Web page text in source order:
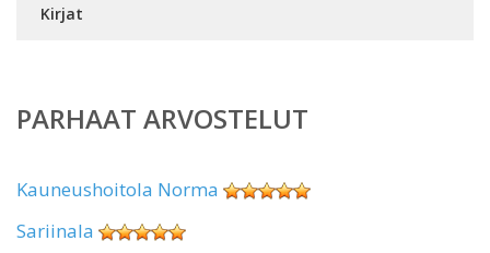
Kirjat
PARHAAT ARVOSTELUT
Kauneushoitola Norma
Sariinala